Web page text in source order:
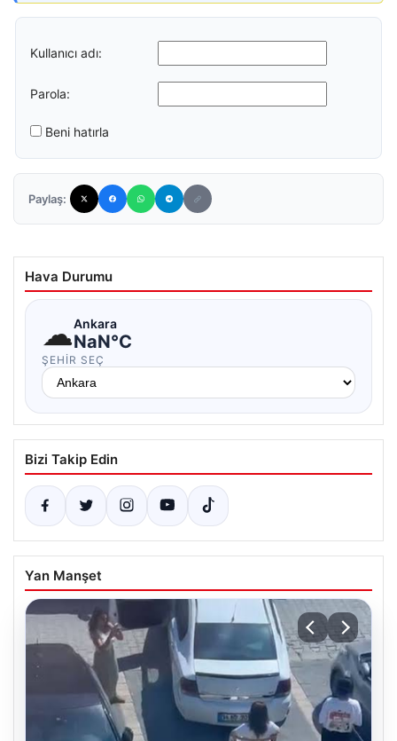
Kullanıcı adı:
Parola:
Beni hatırla
Paylaş:
Hava Durumu
☁Ankara
NaN°C
ŞEHIR SEÇ
Bizi Takip Edin
Yan Manşet